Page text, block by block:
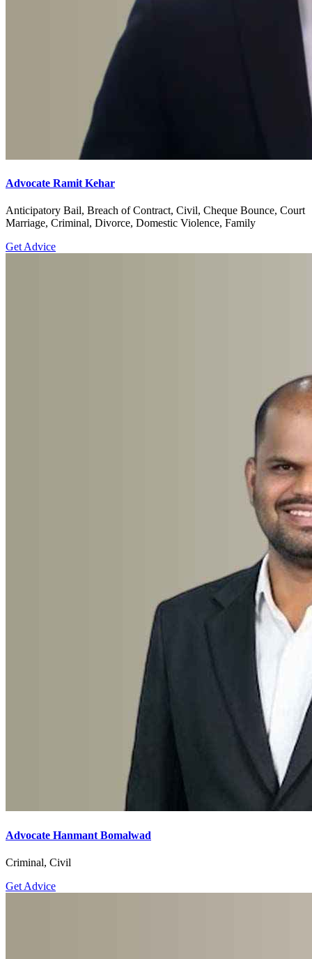
Advocate Ramit Kehar
Anticipatory Bail, Breach of Contract, Civil, Cheque Bounce, Court
Marriage, Criminal, Divorce, Domestic Violence, Family
Get Advice
Advocate Hanmant Bomalwad
Criminal, Civil
Get Advice